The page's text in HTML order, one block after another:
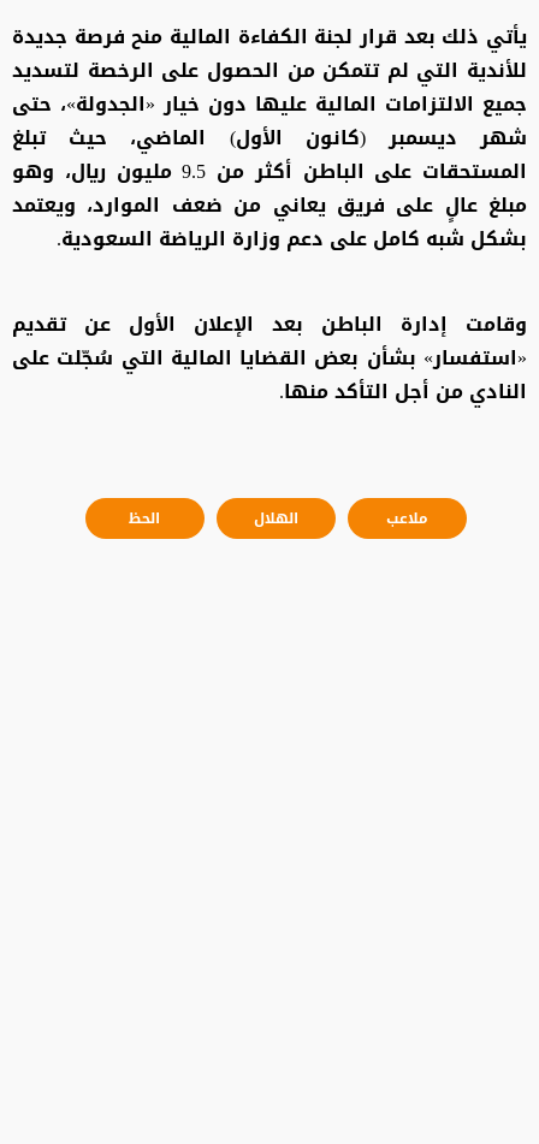
يأتي ذلك بعد قرار لجنة الكفاءة المالية منح فرصة جديدة
للأندية التي لم تتمكن من الحصول على الرخصة لتسديد
جميع الالتزامات المالية عليها دون خيار «الجدولة»، حتى
شهر ديسمبر (كانون الأول) الماضي، حيث تبلغ
المستحقات على الباطن أكثر من 9.5 مليون ريال، وهو
مبلغ عالٍ على فريق يعاني من ضعف الموارد، ويعتمد
بشكل شبه كامل على دعم وزارة الرياضة السعودية.
وقامت إدارة الباطن بعد الإعلان الأول عن تقديم
«استفسار» بشأن بعض القضايا المالية التي سُجّلت على
النادي من أجل التأكد منها.
ملاعب الهلال الحظ